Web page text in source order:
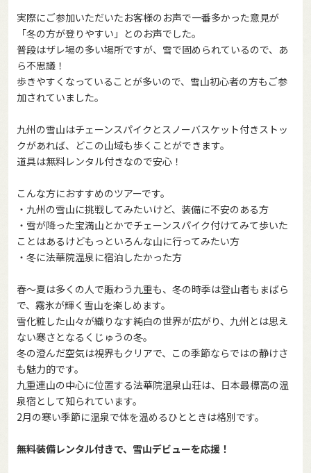
実際にご参加いただいたお客様のお声で一番多かった意見が
「冬の方が登りやすい」とのお声でした。
普段はザレ場の多い場所ですが、雪で固められているので、あ
ら不思議！
歩きやすくなっていることが多いので、雪山初心者の方もご参
加されていました。
九州の雪山はチェーンスパイクとスノーバスケット付きストッ
クがあれば、どこの山域も歩くことができます。
道具は無料レンタル付きなので安心！
こんな方におすすめのツアーです。
・九州の雪山に挑戦してみたいけど、装備に不安のある方
・雪が降った宝満山とかでチェーンスパイク付けてみて歩いた
ことはあるけどもっといろんな山に行ってみたい方
・冬に法華院温泉に宿泊したかった方
春～夏は多くの人で賑わう九重も、冬の時季は登山者もまばら
で、霧氷が輝く雪山を楽しめます。
雪化粧した山々が織りなす純白の世界が広がり、九州とは思え
ない寒さとなるくじゅうの冬。
冬の澄んだ空気は視界もクリアで、この季節ならではの静けさ
も魅力的です。
九重連山の中心に位置する法華院温泉山荘は、日本最標高の温
泉宿として知られています。
2月の寒い季節に温泉で体を温めるひとときは格別です。
無料装備レンタル付きで、雪山デビューを応援！